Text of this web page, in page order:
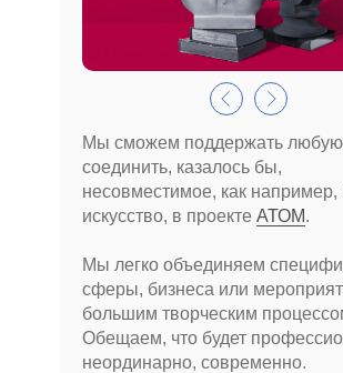
Мы сможем поддержать любую
соединить, казалось бы,
несовместимое, как например,
искусство, в проекте АТОМ.
Мы легко объединяем
сферы, бизнеса или
большим творческим
Обещаем, что будет
неординарно, современно.